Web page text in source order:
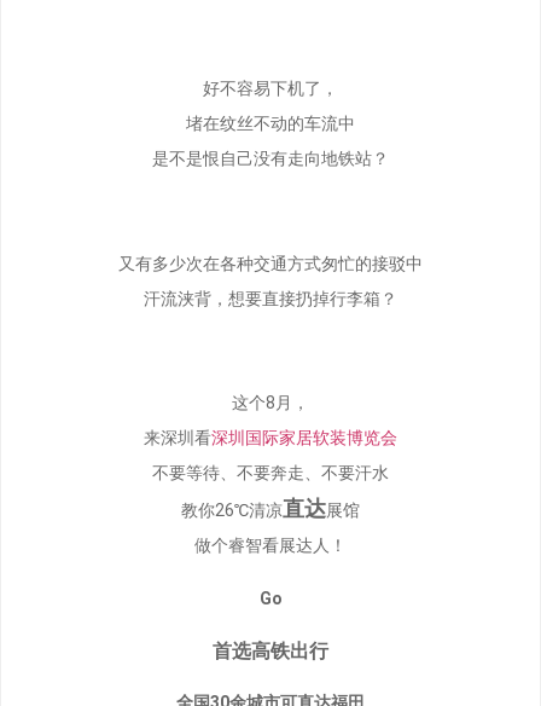
好不容易下机了，
堵在纹丝不动的车流中
是不是恨自己没有走向地铁站？
又有多少次在各种交通方式匆忙的接驳中
汗流浃背，想要直接扔掉行李箱？
这个8月，
来深圳看深圳国际家居软装博览会
不要等待、不要奔走、不要汗水
教你26℃清凉直达展馆
做个睿智看展达人！
Go
首选高铁出行